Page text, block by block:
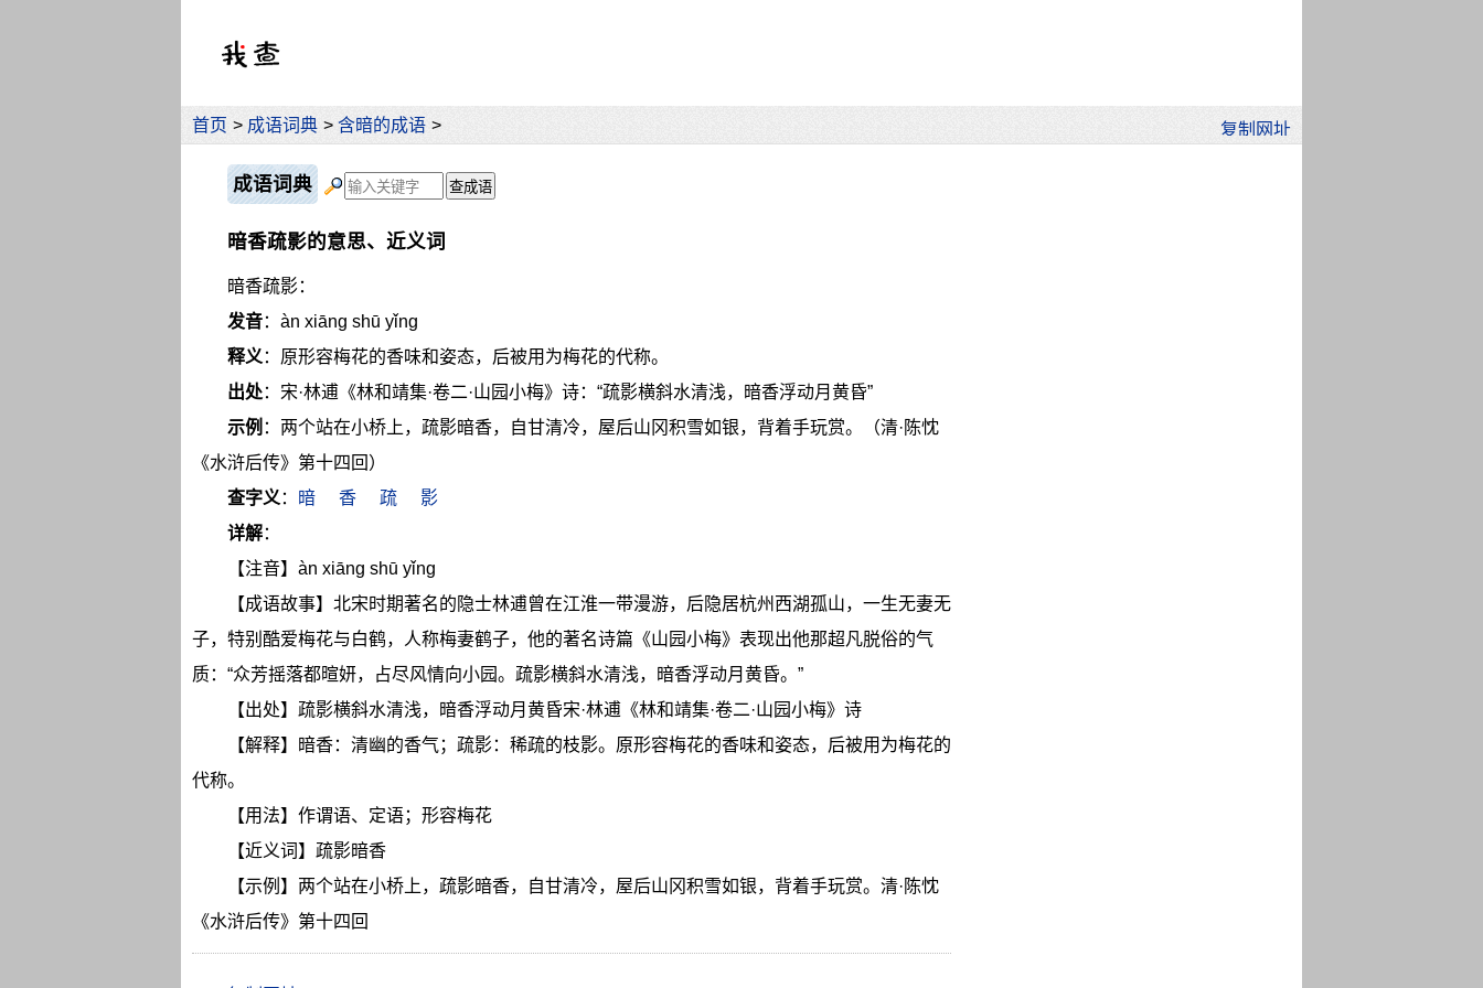
首页 > 成语词典 > 含暗的成语 >
成语词典
暗香疏影的意思、近义词
暗香疏影：
发音：àn xiāng shū yǐng
释义：原形容梅花的香味和姿态，后被用为梅花的代称。
出处：宋·林逋《林和靖集·卷二·山园小梅》诗：“疏影横斜水清浅，暗香浮动月黄昏”
示例 ：两个站在小桥上，疏影暗香，自甘清冷，屋后山冈积雪如银，背着手玩赏。（清·陈忱
《水浒后传》第十四回）
查字义： 暗 香 疏
影
详解：
【注音】àn xiāng shū yǐng
【成语故事】北宋时期著名的隐士林逋曾在江淮一带漫游，后隐居杭州西湖孤山，一生无妻无
子，特别酷爱梅花与白鹤，人称梅妻鹤子，他的著名诗篇《山园小梅》表现出他那超凡脱俗的气
质：“众芳摇落都暄妍，占尽风情向小园。疏影横斜水清浅，暗香浮动月黄昏。”
【出处】疏影横斜水清浅，暗香浮动月黄昏宋·林逋《林和靖集·卷二·山园小梅》诗
【解释】暗香：清幽的香气；疏影：稀疏的枝影。原形容梅花的香味和姿态，后被用为梅花的
代称。
【用法】作谓语、定语；形容梅花
【近义词】疏影暗香
【示例】两个站在小桥上，疏影暗香，自甘清冷，屋后山冈积雪如银，背着手玩赏。清·陈忱
《水浒后传》第十四回